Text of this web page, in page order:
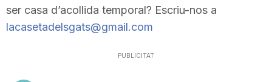
ser casa d’acollida temporal? Escriu-nos a
lacasetadelsgats@gmail.com
PUBLICITAT